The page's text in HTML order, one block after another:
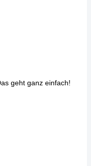
geht ganz einfach!